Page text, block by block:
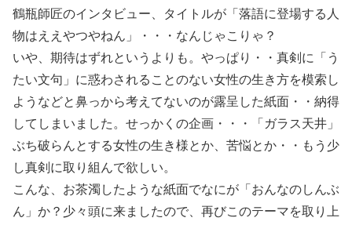
鶴瓶師匠のインタビュー、タイトルが「落語に登場する人
物はええやつやねん」・・・なんじゃこりゃ？
いや、期待はずれというよりも。やっぱり・・真剣に「う
たい文句」に惑わされることのない女性の生き方を模索し
ようなどと鼻っから考えてないのが露呈した紙面・・納得
してしまいました。せっかくの企画・・・「ガラス天井」
ぶち破らんとする女性の生き様とか、苦悩とか・・もう少
し真剣に取り組んで欲しい。
こんな、お茶濁したような紙面でなにが「おんなのしんぶ
ん」か？少々頭に来ましたので、再びこのテーマを取り上